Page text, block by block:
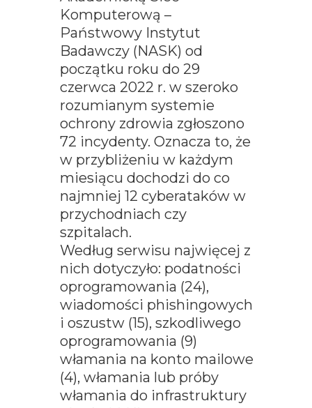
Komputerową –
Państwowy Instytut
Badawczy (NASK) od
początku roku do 29
czerwca 2022 r. w szeroko
rozumianym systemie
ochrony zdrowia zgłoszono
72 incydenty. Oznacza to, że
w przybliżeniu w każdym
miesiącu dochodzi do co
najmniej 12 cyberataków w
przychodniach czy
szpitalach.
Według serwisu najwięcej z
nich dotyczyło: podatności
oprogramowania (24),
wiadomości phishingowych
i oszustw (15), szkodliwego
oprogramowania (9)
włamania na konto mailowe
(4), włamania lub próby
włamania do infrastruktury